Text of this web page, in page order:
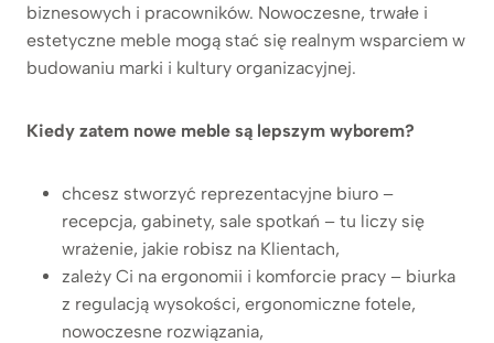
biznesowych i pracowników. Nowoczesne, trwałe i
estetyczne meble mogą stać się realnym wsparciem w
budowaniu marki i kultury organizacyjnej.
Kiedy zatem nowe meble są lepszym wyborem?
chcesz stworzyć reprezentacyjne biuro –
recepcja, gabinety, sale spotkań – tu liczy się
wrażenie, jakie robisz na Klientach,
zależy Ci na ergonomii i komforcie pracy – biurka
z regulacją wysokości, ergonomiczne fotele,
nowoczesne rozwiązania,